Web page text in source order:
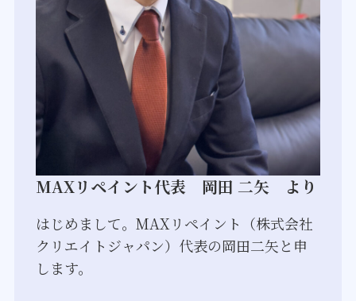
MAXリペイント代表 岡田 二矢 より
はじめまして。MAXリペイント（株式会社
クリエイトジャパン）代表の岡田二矢と申
します。